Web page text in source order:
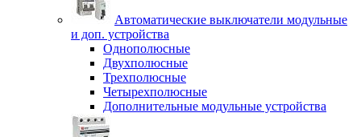
Автоматические выключатели модульные
и доп. устройства
Однополюсные
Двухполюсные
Трехполюсные
Четырехполюсные
Дополнительные модульные устройства